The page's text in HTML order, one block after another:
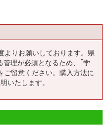
よりお願いしております。県
理が必須となるため、｢学
留意ください。購入方法に
いたします。